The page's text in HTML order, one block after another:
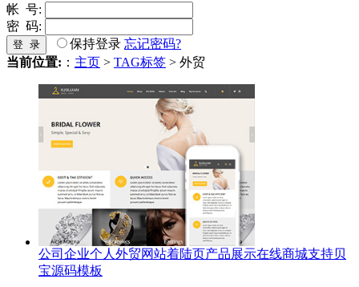
帐 号:
密 码:
登 录 保持登录 忘记密码?
当前位置: ： 主页 > TAG标签 > 外贸
公司企业个人外贸网站着陆页产品展示在线商城支持贝
宝源码模板